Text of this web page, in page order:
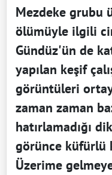
Mezdeke grubu
ölümüyle ilgili
Gündüz'ün de
yapılan keşif
görüntüleri
zaman zaman
hatırlamadığı
görünce küfürlü
Üzerime